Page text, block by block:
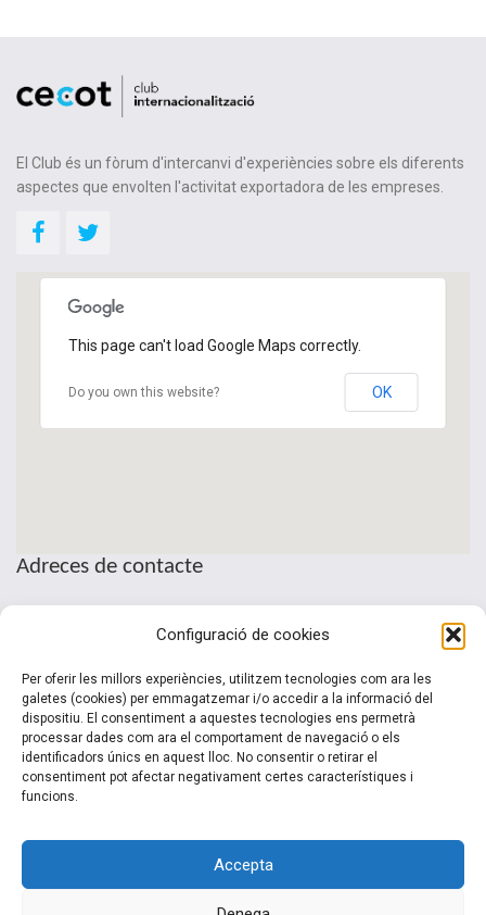
Configuració de cookies
Per oferir les millors experiències, utilitzem tecnologies com ara les
galetes (cookies) per emmagatzemar i/o accedir a la informació del
dispositiu. El consentiment a aquestes tecnologies ens permetrà
processar dades com ara el comportament de navegació o els
identificadors únics en aquest lloc. No consentir o retirar el
consentiment pot afectar negativament certes característiques i
funcions.
Accepta
El Club és un fòrum d'intercanvi d'experiències sobre els diferents
aspectes que envolten l'activitat exportadora de les empreses.
This page can't load Google Maps correctly.
Do you own this website? OK
Adreces de contacte
Telèfon: (+34) 937 361 100
clubinternacionalitzacio@cecot.org.